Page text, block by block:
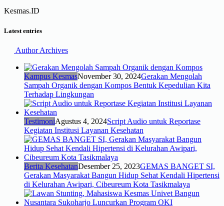
Kesmas.ID
Latest entries
Author Archives
Kampus KesmasNovember 30, 2024Gerakan Mengolah
Sampah Organik dengan Kompos Bentuk Kepedulian Kita
Terhadap Lingkungan
TestimoniAgustus 4, 2024Script Audio untuk Reportase
Kegiatan Institusi Layanan Kesehatan
Berita KesehatanDesember 25, 2023GEMAS BANGET SI,
Gerakan Masyarakat Bangun Hidup Sehat Kendali Hipertensi
di Kelurahan Awipari, Cibeureum Kota Tasikmalaya